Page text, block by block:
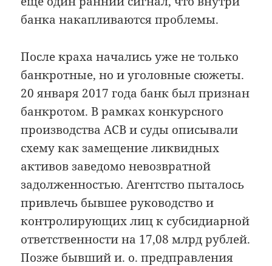
банка накапливаются проблемы.
После краха начались уже не только
банкротные, но и уголовные сюжеты.
20 января 2017 года банк был признан
банкротом. В рамках конкурсного
производства АСВ и суды описывали
схему как замещение ликвидных
активов заведомо невозвратной
задолженностью. Агентство пыталось
привлечь бывшее руководство и
контролирующих лиц к субсидиарной
ответственности на 17,08 млрд рублей.
Позже бывший и. о. предправления